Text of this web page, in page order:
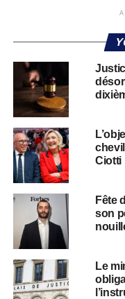
Ciotti
Fête
son
Le